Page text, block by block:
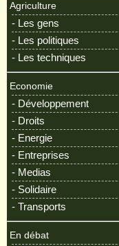
Agriculture
- Les gens
- Les politiques
- Les techniques
Economie
- Développement
- Droits
- Energie
- Entreprises
- Medias
- Solidaire
- Transports
En débat